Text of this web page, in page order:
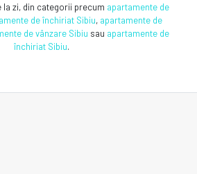
zi, din categorii precum apartamente de
de închiriat Sibiu, apartamente de
de vânzare Sibiu sau apartamente de
închiriat Sibiu.